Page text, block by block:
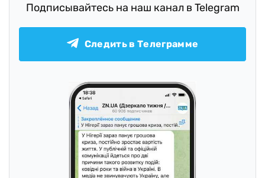
Подписывайтесь на наш канал в Telegram
Следить в Телеграмме